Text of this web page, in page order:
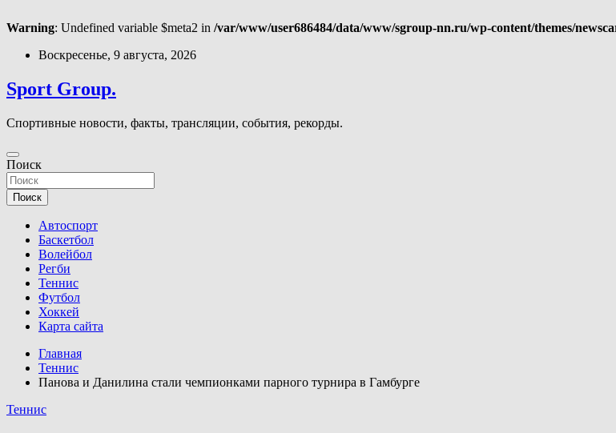
Warning: Undefined variable $meta2 in /var/www/user686484/data/www/sgroup-nn.ru/wp-content/themes/
Перейти
содержимому
Воскресенье, 9 августа, 2026
Sport Group.
Спортивные новости, факты, трансляции, события, рекорды.
Поиск
Поиск
Автоспорт
Баскетбол
Волейбол
Регби
Теннис
Футбол
Хоккей
Карта сайта
Главная
Теннис
Панова и Данилина стали чемпионками парного турнира в Гамбурге
Теннис